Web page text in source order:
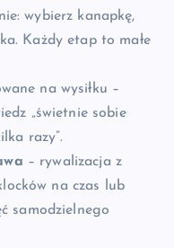
wybierz kanapkę,
Każdy etap to małe
na wysiłku –
„świetnie sobie
razy”.
– rywalizacja z
na czas lub
samodzielnego